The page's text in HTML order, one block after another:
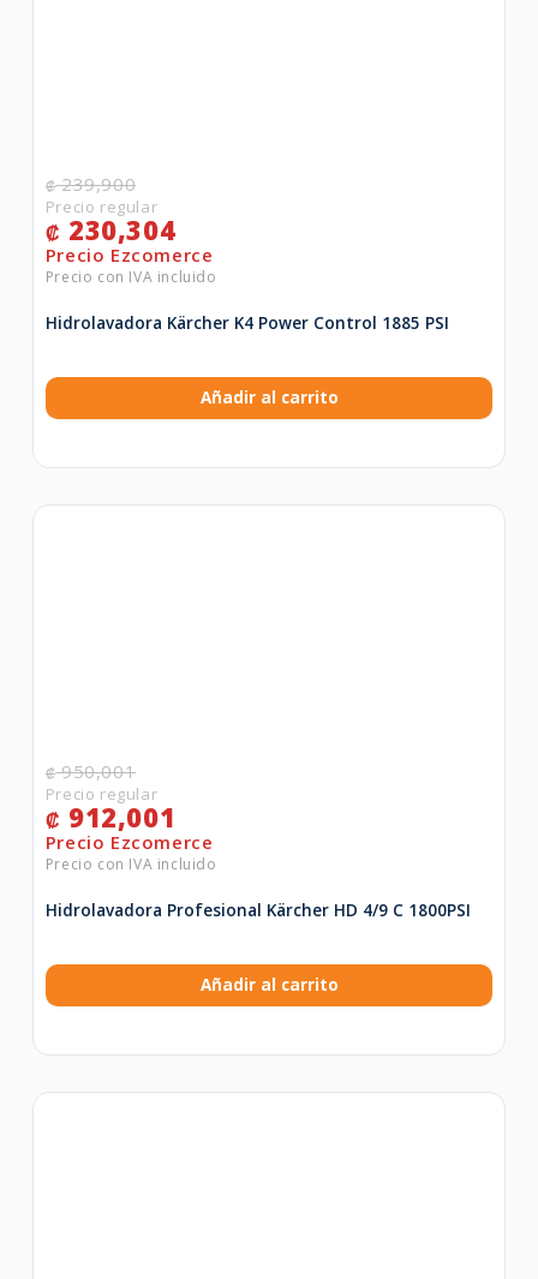
₡239,900
₡ 230,304
Hidrolavadora Kärcher K4 Power Control 1885 PSI
Añadir al carrito
₡950,001
₡ 912,001
Hidrolavadora Profesional Kärcher HD 4/9 C 1800PSI
Añadir al carrito